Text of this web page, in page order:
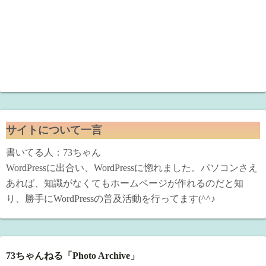
サイトについて一言
書いてる人：73ちゃん
WordPressに出合い、WordPressに惚れました。パソコンさえ
あれば、知識がなくてもホームページが作れるのだと知
り、勝手にWordPressの普及活動を行ってます(^^♪
73ちゃんねる「Photo Archive」